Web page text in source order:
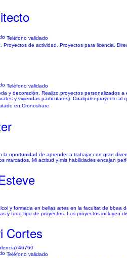
Teléfono validado
de actividad. Proyectos para licencia.
Teléfono validado
y decoración. Realizo proyectos personalizados
y viviendas particulares). Cualquier proyecto al
en Cronoshare
oportunidad de aprender a trabajar con gran
marcados. Mi actitud y mis habilidades encajan
y formada en bellas artes en la facultat de bbaa
y todo tipo de proyectos. Los proyectos incluyen
Cortes
46760
Teléfono validado